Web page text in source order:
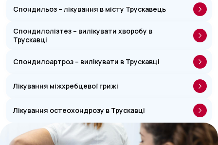
Спондильоз – лікування в місту Трускавець
Спондилолізтез – вилікувати хворобу в
Трускавці
Спондилоартроз – вилікувати в Трускавці
Лікування міжхребцевої грижі
Лікування остеохондрозу в Трускавці